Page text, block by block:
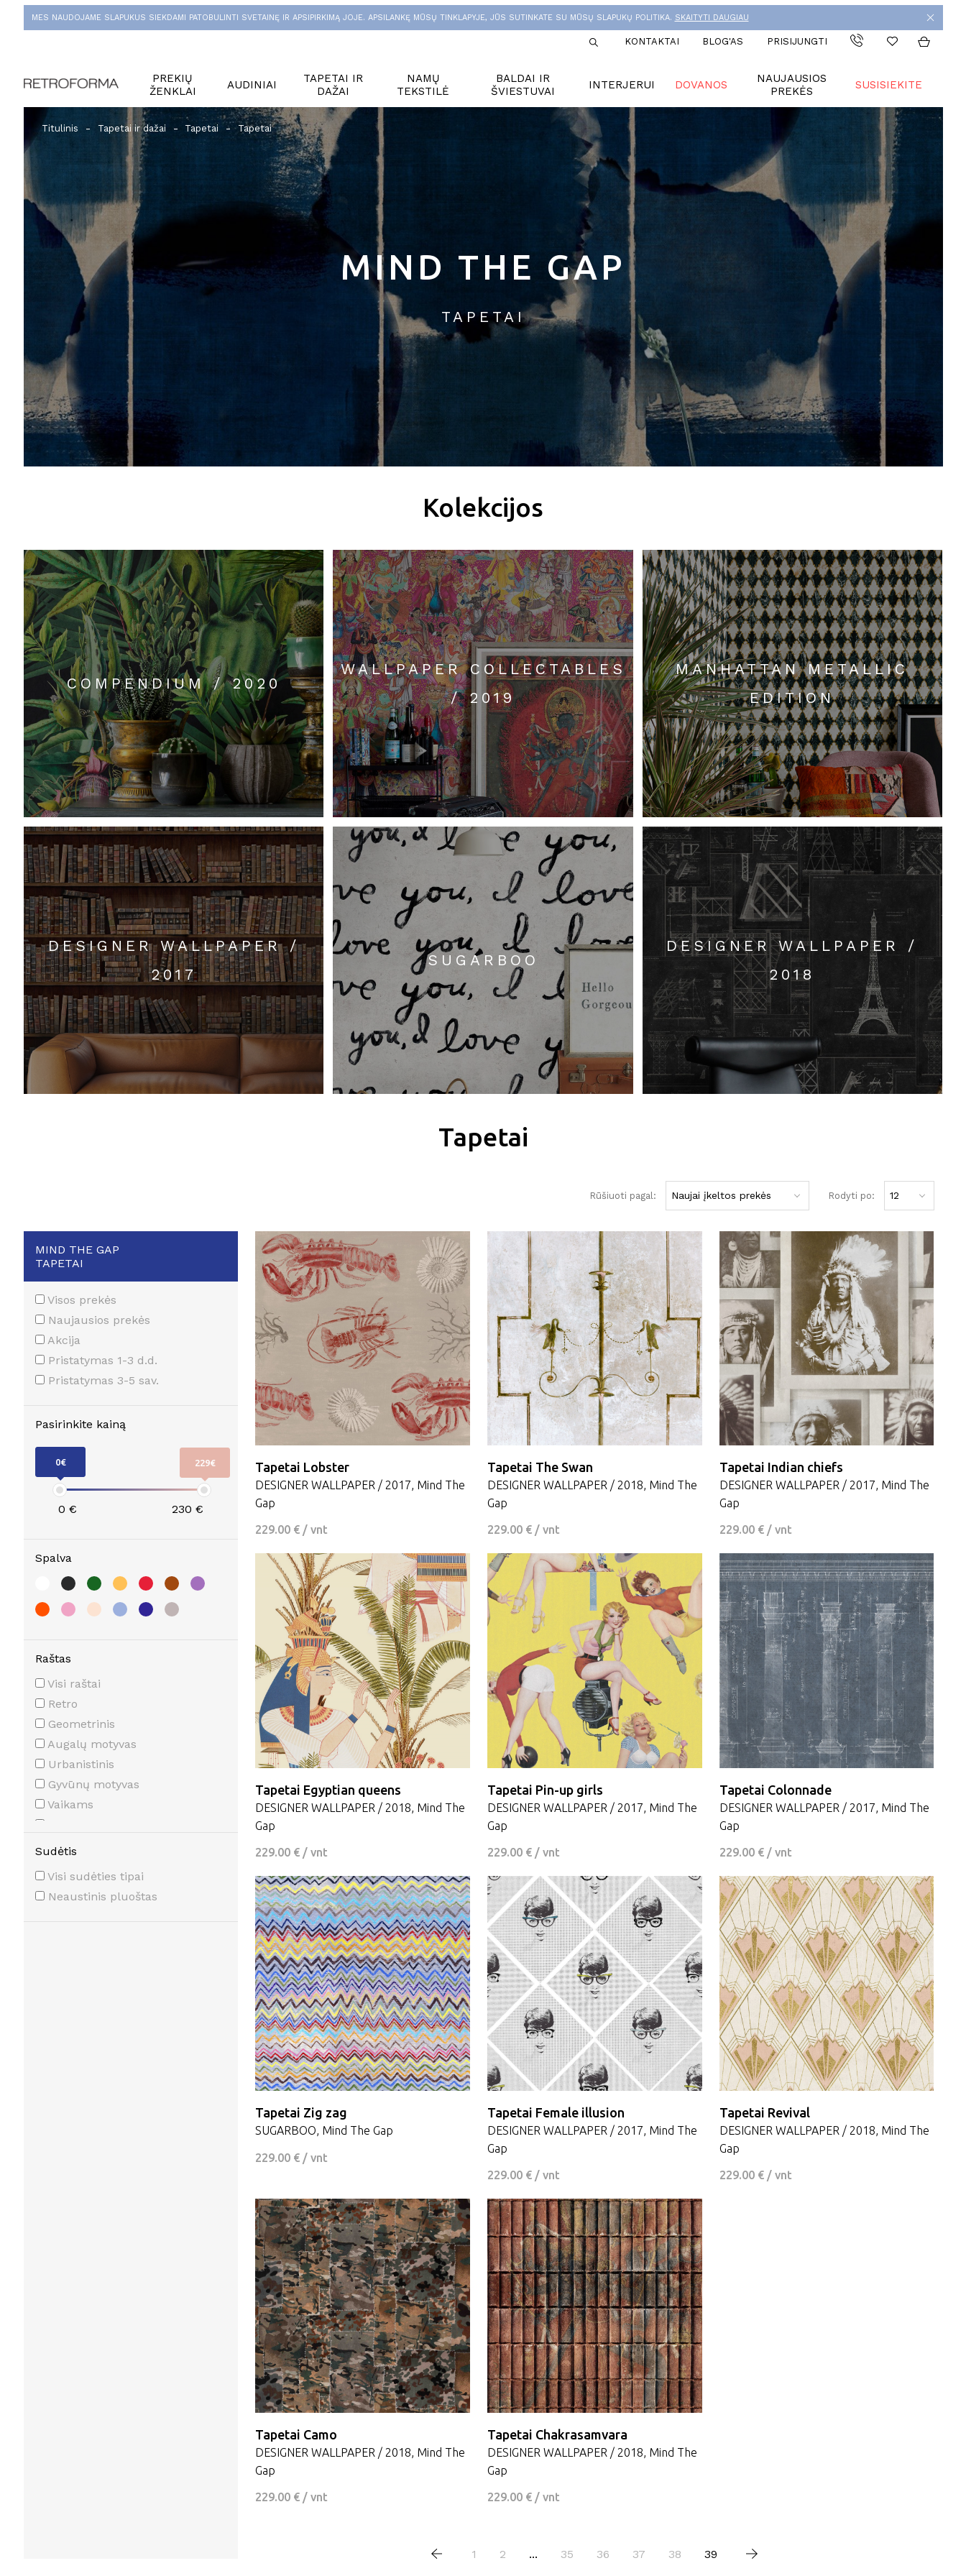
MES NAUDOJAME SLAPUKUS SIEKDAMI PATOBULINTI SVETAINĘ IR APSIPIRKIMĄ JOJE. APSILANKĘ MŪSŲ TINKLAPYJE, JŪS SUTINKATE SU MŪSŲ SLAPUKŲ POLITIKA. SKAITYTI DAUGIAU
KONTAKTAI BLOG'AS PRISIJUNGTI
PREKIŲ
ŽENKLAI
AUDINIAI
TAPETAI IR
DAŽAI
NAMŲ
TEKSTILĖ
BALDAI IR
ŠVIESTUVAI
INTERJERUI DOVANOS
NAUJAUSIOS
PREKĖS
SUSISIEKITE
Titulinis Tapetai ir dažai Tapetai Tapetai
MIND THE GAP
TAPETAI
Kolekcijos
COMPENDIUM / 2020
WALLPAPER COLLECTABLES
/ 2019
MANHATTAN METALLIC
EDITION
DESIGNER WALLPAPER /
2017
SUGARBOO
DESIGNER WALLPAPER /
2018
Tapetai
Rūšiuoti pagal: Rodyti po:
MIND THE GAP
TAPETAI
Visos prekės
Naujausios prekės
Akcija
Pristatymas 1-3 d.d.
Pristatymas 3-5 sav.
Pasirinkite kainą
0€ 229€
0 € 230 €
Spalva
Raštas
Visi raštai
Retro
Geometrinis
Augalų motyvas
Urbanistinis
Gyvūnų motyvas
Vaikams
Stambus
Tropiniai augalai
Dryžuotas
Sudėtis
Visi sudėties tipai
Neaustinis pluoštas
Tapetai Lobster
DESIGNER WALLPAPER / 2017, Mind The
Gap
229.00 € / vnt
Tapetai The Swan
DESIGNER WALLPAPER / 2018, Mind The
Gap
229.00 € / vnt
Tapetai Indian chiefs
DESIGNER WALLPAPER / 2017, Mind The
Gap
229.00 € / vnt
Tapetai Egyptian queens
DESIGNER WALLPAPER / 2018, Mind The
Gap
229.00 € / vnt
Tapetai Pin-up girls
DESIGNER WALLPAPER / 2017, Mind The
Gap
229.00 € / vnt
Tapetai Colonnade
DESIGNER WALLPAPER / 2017, Mind The
Gap
229.00 € / vnt
Tapetai Zig zag
SUGARBOO, Mind The Gap
229.00 € / vnt
Tapetai Female illusion
DESIGNER WALLPAPER / 2017, Mind The
Gap
229.00 € / vnt
Tapetai Revival
DESIGNER WALLPAPER / 2018, Mind The
Gap
229.00 € / vnt
Tapetai Camo
DESIGNER WALLPAPER / 2018, Mind The
Gap
229.00 € / vnt
Tapetai Chakrasamvara
DESIGNER WALLPAPER / 2018, Mind The
Gap
229.00 € / vnt
1 2 ... 35 36 37 38 39
Užsisakyk naujienlaiškį
NUOLAIDĄ PIRMAM APSIPIRKIMUI INTERNETU!